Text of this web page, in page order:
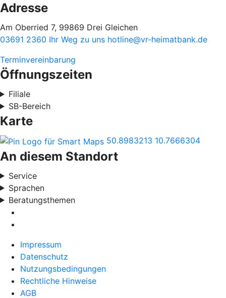
Adresse
Am Oberried 7, 99869 Drei Gleichen
03691 2360 Ihr Weg zu uns hotline@vr-heimatbank.de
Terminvereinbarung
Öffnungszeiten
Filiale
SB-Bereich
Karte
50.8983213 10.7666304
An diesem Standort
Service
Sprachen
Beratungsthemen
Impressum
Datenschutz
Nutzungsbedingungen
Rechtliche Hinweise
AGB